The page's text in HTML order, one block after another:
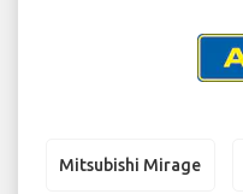
Mitsubishi Mirage